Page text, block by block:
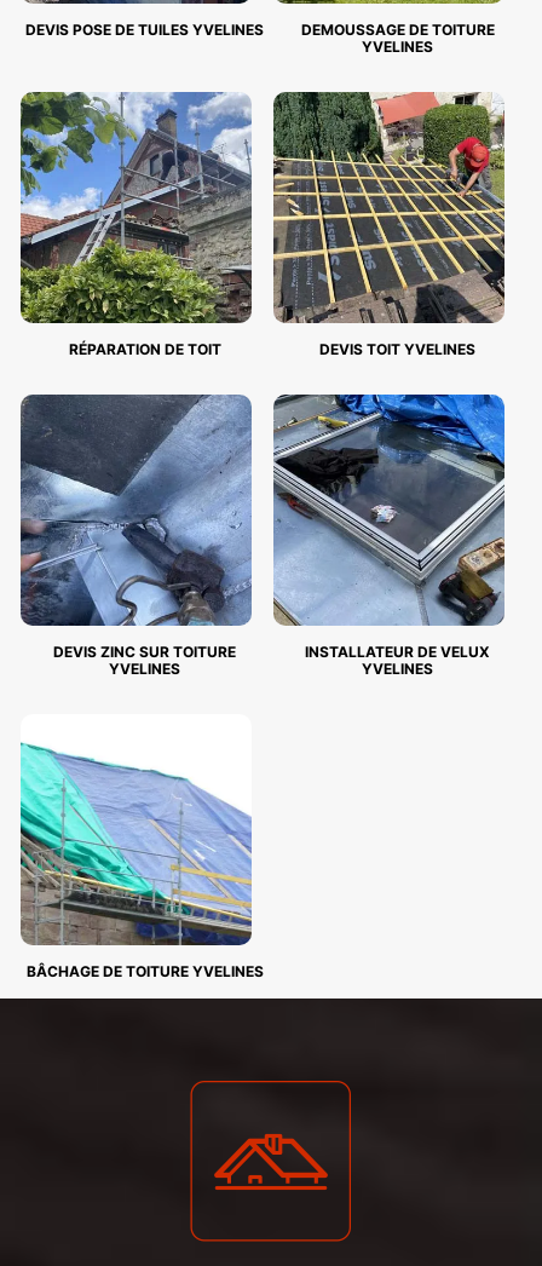
DEVIS POSE DE TUILES YVELINES
DEMOUSSAGE DE TOITURE
YVELINES
RÉPARATION DE TOIT DEVIS TOIT YVELINES
DEVIS ZINC SUR TOITURE
YVELINES
INSTALLATEUR DE VELUX
YVELINES
BÂCHAGE DE TOITURE YVELINES